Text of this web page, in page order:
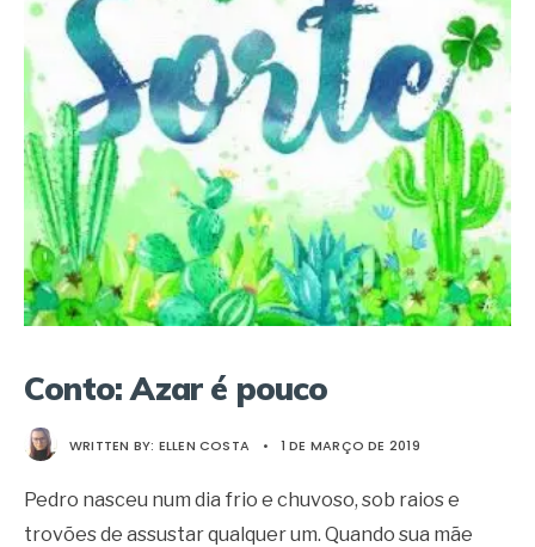
Conto: Azar é pouco
WRITTEN BY: ELLEN COSTA • 1 DE MARÇO DE 2019
Pedro nasceu num dia frio e chuvoso, sob raios e
trovões de assustar qualquer um. Quando sua mãe